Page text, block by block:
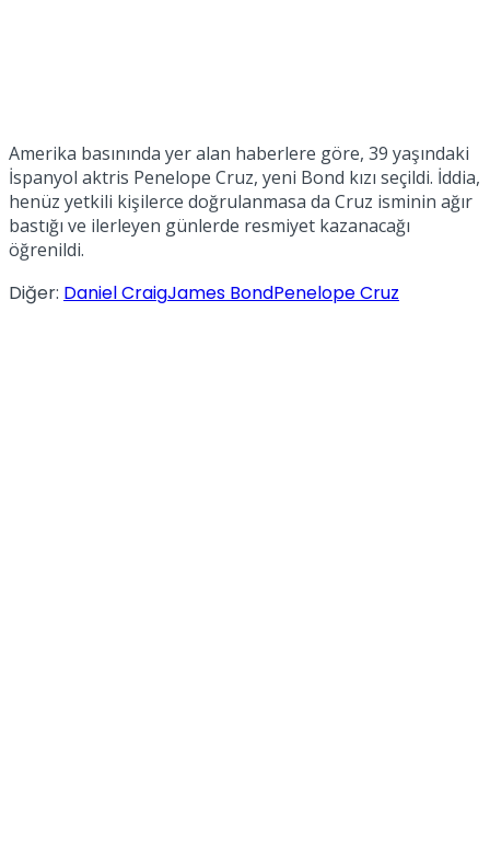
Amerika basınında yer alan haberlere göre, 39 yaşındaki
İspanyol aktris Penelope Cruz, yeni Bond kızı seçildi. İddia,
henüz yetkili kişilerce doğrulanmasa da Cruz isminin ağır
bastığı ve ilerleyen günlerde resmiyet kazanacağı
öğrenildi.
Diğer: Daniel CraigJames BondPenelope Cruz